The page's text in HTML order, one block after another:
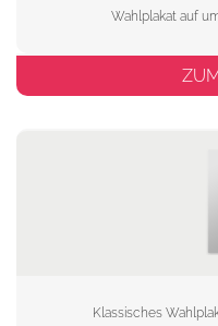
Wahlplakat auf
Klassisches